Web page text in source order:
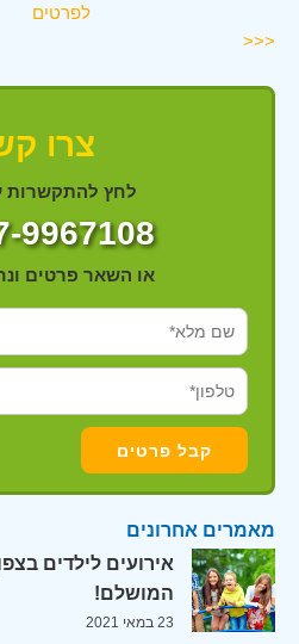
לפרטים
<<<
צרו
לחץ להתקשרות
9967108
או השאר פרטים
מאמרים אחרונים
אירועים לילדים
המושלם!
23 במאי 2021